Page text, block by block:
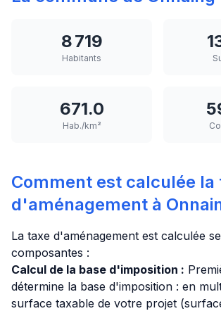
8 719
Habitants
671.0
Hab./km²
Comment est calculée la
d'aménagement à
La taxe d'aménagement est calculée
composantes :
Calcul de la base d'imposition :
détermine la base d'imposition : en
surface taxable de votre projet